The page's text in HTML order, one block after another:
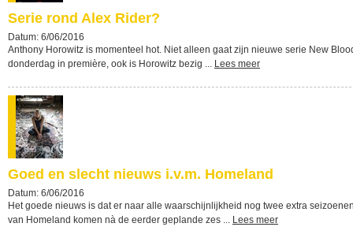
Serie rond Alex Rider?
Datum: 6/06/2016
Anthony Horowitz is momenteel hot. Niet alleen gaat zijn nieuwe serie New
donderdag in première, ook is Horowitz bezig ... Lees meer
Goed en slecht nieuws i.v.m. Homeland
Datum: 6/06/2016
Het goede nieuws is dat er naar alle waarschijnlijkheid nog twee extra
van Homeland komen nà de eerder geplande zes ... Lees meer